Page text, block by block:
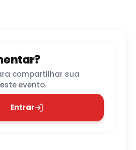
compartilhar sua
evento.
Entrar